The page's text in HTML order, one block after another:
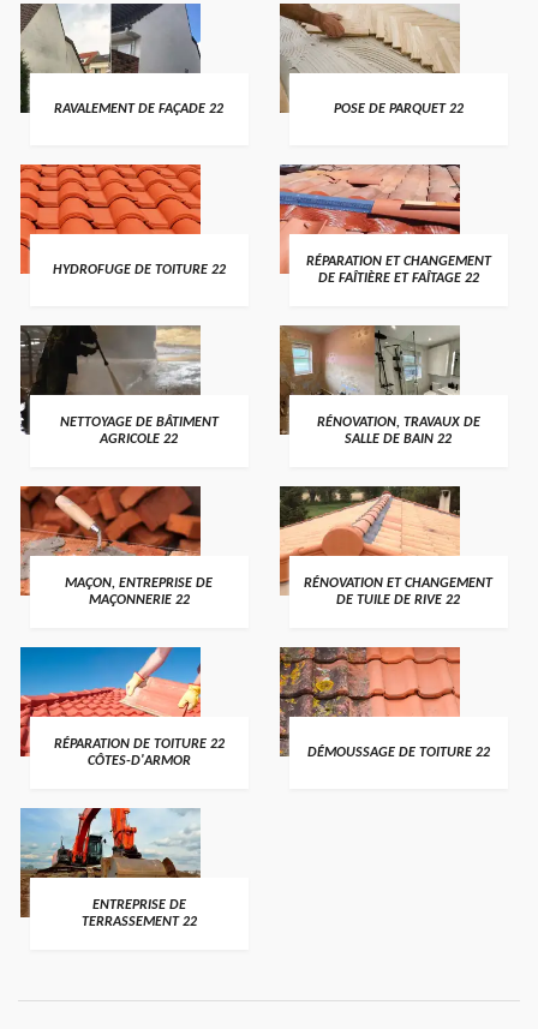
RAVALEMENT DE FAÇADE 22 POSE DE PARQUET 22
HYDROFUGE DE TOITURE 22
RÉPARATION ET CHANGEMENT
DE FAÎTIÈRE ET FAÎTAGE 22
NETTOYAGE DE BÂTIMENT
AGRICOLE 22
RÉNOVATION, TRAVAUX DE
SALLE DE BAIN 22
MAÇON, ENTREPRISE DE
MAÇONNERIE 22
RÉNOVATION ET CHANGEMENT
DE TUILE DE RIVE 22
RÉPARATION DE TOITURE 22
CÔTES-D'ARMOR
DÉMOUSSAGE DE TOITURE 22
ENTREPRISE DE
TERRASSEMENT 22